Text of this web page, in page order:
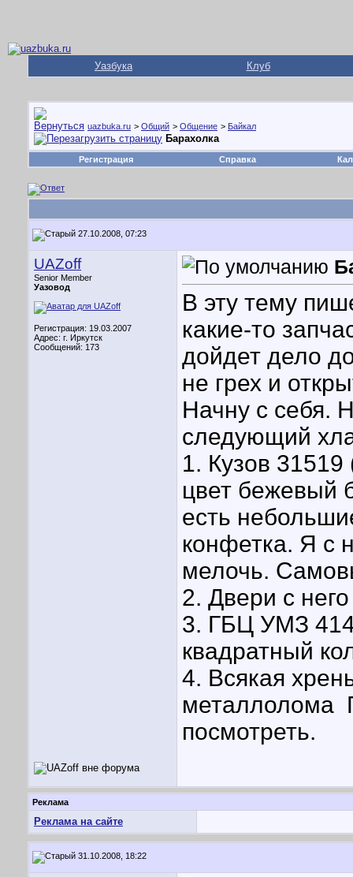
Уазбука Клуб
uazbuka.ru > Общий > Общение > Байкал
Барахолка
Регистрация Справка
27.10.2008, 07:23
UAZoff
Senior Member
Уазовод
Регистрация: 19.03.2007
Адрес: г. Иркутск
Сообщений: 173
В эту тему
какие-то
дойдет дело
не грех и
Начну с себя.
следующий
1. Кузов
цвет бежевый
есть
конфетка. Я с
мелочь.
2. Двери с
3. ГБЦ УМЗ
квадратный
4. Всякая
металлолома
посмотреть.
Реклама
Реклама на сайте
31.10.2008, 18:22